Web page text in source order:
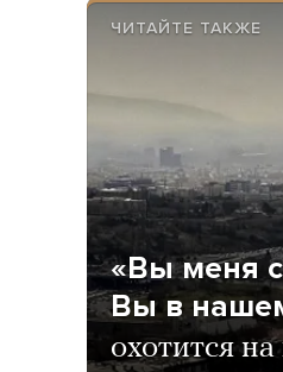
ЧИТАЙТЕ ТАКЖЕ
«Вы меня
Вы в
охотится